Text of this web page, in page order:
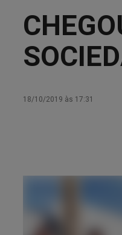
18/10/2019 às 17:31